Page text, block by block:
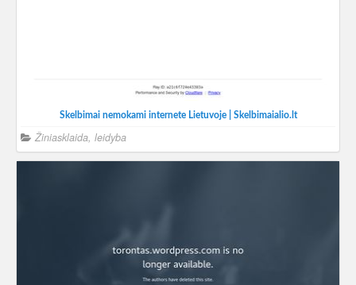
Skelbimai nemokami internete Lietuvoje | Skelbimaialio.lt
Žiniasklaida, leidyba